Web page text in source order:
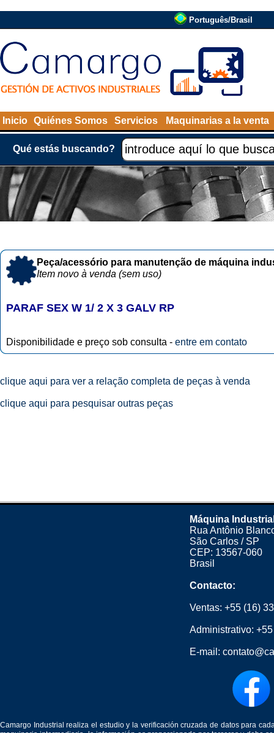
Português/Brasil
Inicio Quiénes Somos Servicios Maquinarias a la venta
Qué estás buscando?
Peça/acessório para manutenção de máquina
Item novo à venda (sem uso)
PARAF SEX W 1/ 2 X 3 GALV RP
Disponibilidade e preço sob consulta - entre em contato
clique aqui para ver a relação completa de peças à venda
clique aqui para pesquisar outras peças
Máquina
Rua Antônio
São Carlos / SP
CEP: 13567-060
Brasil
Contacto:
Ventas: +55 (16)
Administrativo:
E-mail:
Camargo Industrial realiza el estudio y la verificación cruzada de datos para